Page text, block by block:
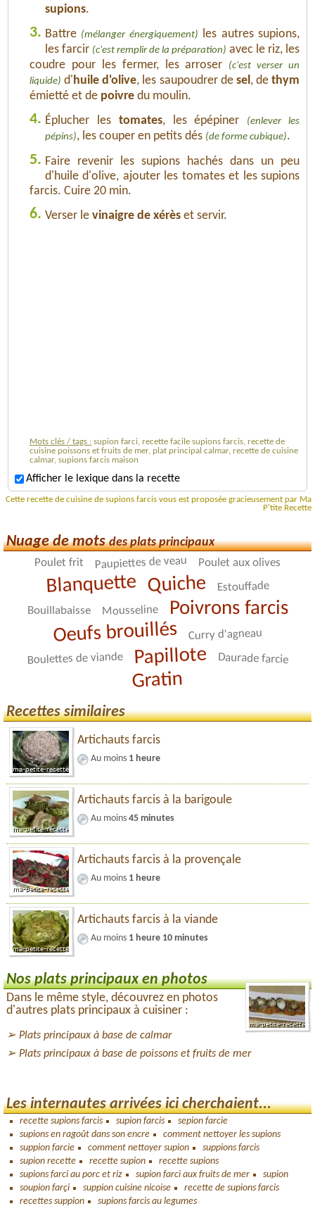
supions.
3. Battre (mélanger énergiquement)
les autres supions,
les farcir (c'est remplir de la préparation) avec le riz, les
coudre pour les fermer, les arroser
(c'est verser un
liquide) d' huile d'olive, les saupoudrer de sel , de thym
émietté et de poivre du moulin.
4. Éplucher les tomates, les épépiner
(enlever les
pépins), les couper en petits dés (de forme cubique).
5. Faire revenir les supions hachés dans un peu
d'huile d'olive, ajouter les tomates et les supions
farcis. Cuire 20 min.
6. Verser le vinaigre de xérès et servir.
Mots clés / tags : supion farci, recette facile supions farcis, recette de
cuisine poissons et fruits de mer, plat principal calmar, recette de cuisine
calmar, supions farcis maison
Afficher le lexique dans la recette
Cette recette de cuisine de supions farcis vous est proposée gracieusement par Ma
P'tite Recette
Nuage de motsdes plats principaux
Poulet frit Paupiettes de veau Poulet aux olives
Blanquette Quiche Estouffade
Bouillabaisse Mousseline Poivrons farcis
Oeufs brouillés Curry d'agneau
Boulettes de viande Papillote Daurade farcie
Gratin
Recettes similaires
Artichauts farcis
Au moins 1 heure
Artichauts farcis à la barigoule
Au moins 45 minutes
Artichauts farcis à la provençale
Au moins 1 heure
Artichauts farcis à la viande
Au moins 1 heure 10 minutes
Nos plats principaux en photos
Dans le même style, découvrez en photos
d'autres plats principaux à cuisiner :
Plats principaux à base de calmar
Plats principaux à base de poissons et fruits de mer
Les internautes arrivées ici cherchaient...
recette supions farcis supion farcis
sepion farcie
supions en ragoût dans son encre
comment nettoyer les supions
suppion farcie
comment nettoyer supion
suppions farcis
supion recette
recette supion
recette supions
supions farci au porc et riz
supion farci aux fruits de mer
supion
soupion farçi
suppion cuisine nicoise
recette de supions farcis
recettes suppion
supions farcis au legumes